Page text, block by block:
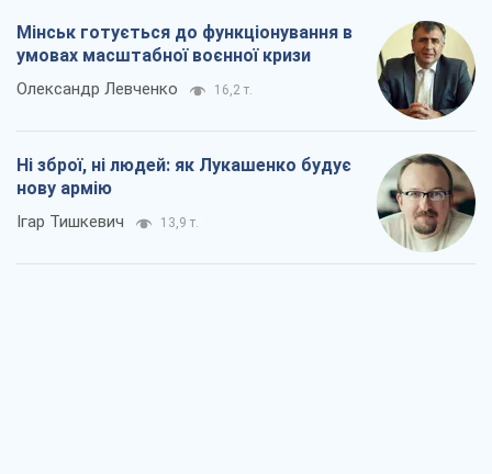
Мінськ готується до функціонування в
умовах масштабної воєнної кризи
Олександр Левченко 16,2 т.
Ні зброї, ні людей: як Лукашенко будує
нову армію
Ігар Тишкевич 13,9 т.